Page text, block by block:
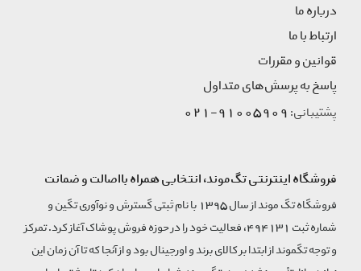
درباره ما
ارتباط با ما
قوانین و مقررات
پاسخ به پرسش‌های متداول
پشتیبانی:91005909-021
فروشگاه اینترنتی تگ‌موند، انتخابی همراه بااصالت و ضمانت
فروشگاه تگ موند از سال 1395 با نام ثبتی گسترش و نوآوری تگین و
شماره ثبت 494131، فعالیت خود را در حوزه فروش پوشاک آغاز کرد. تمرکز
و توجه تگموند از ابتدا بر کالای برند و اورجینال بود و از آنجا که تا آن زمان این